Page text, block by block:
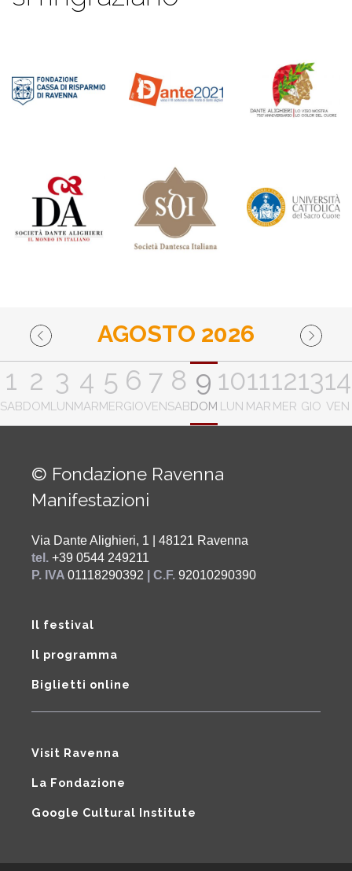
AGOSTO 2026
1
SAB
2
DOM
3
LUN
4
MAR
5
MER
6
GIO
7
VEN
8
SAB
9
DOM
10
LUN
11
MAR
12
MER
13
GIO
14
VEN
© Fondazione Ravenna
Manifestazioni
Via Dante Alighieri, 1 | 48121 Ravenna
tel. +39 0544 249211
P. IVA 01118290392 | C.F. 92010290390
Il festival
Il programma
Biglietti online
Visit Ravenna
La Fondazione
Google Cultural Institute